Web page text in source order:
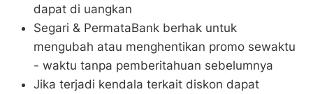
dapat di uangkan
Segari & PermataBank berhak untuk
mengubah atau menghentikan promo sewaktu
- waktu tanpa pemberitahuan sebelumnya
Jika terjadi kendala terkait diskon dapat